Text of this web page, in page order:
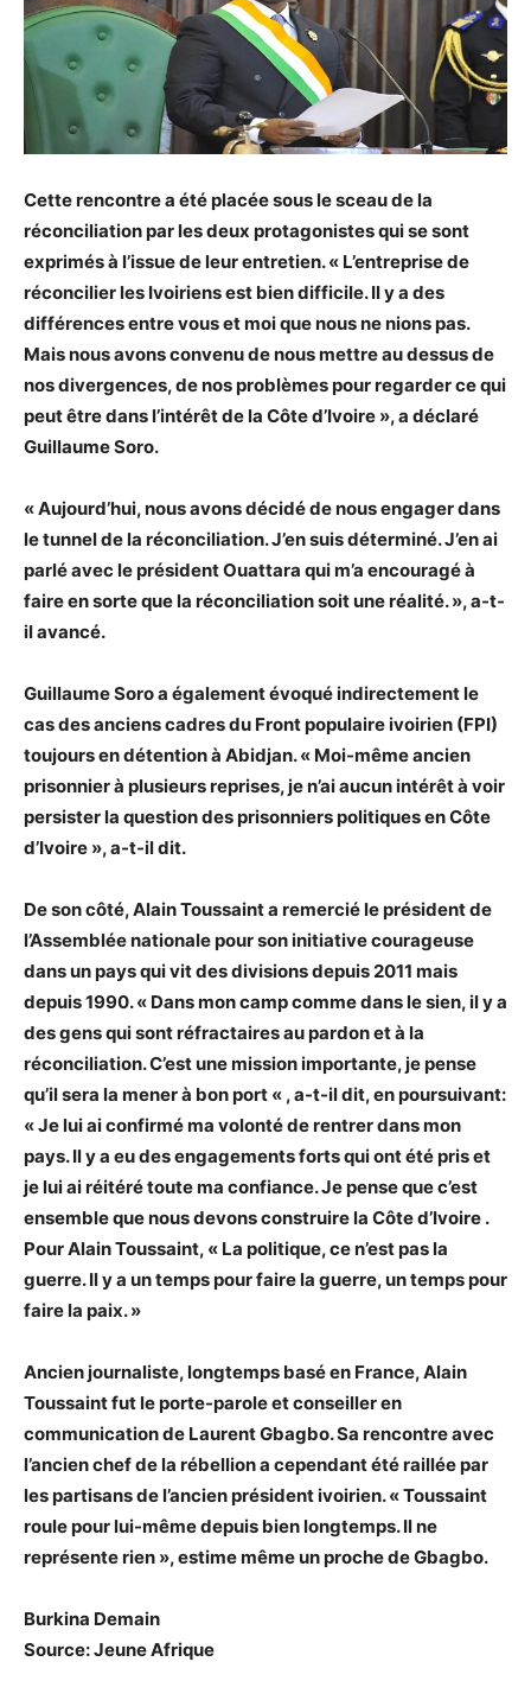
Cette rencontre a été placée sous le sceau de la
réconciliation par les deux protagonistes qui se sont
exprimés à l’issue de leur entretien. « L’entreprise de
réconcilier les Ivoiriens est bien difficile. Il y a des
différences entre vous et moi que nous ne nions pas.
Mais nous avons convenu de nous mettre au dessus de
nos divergences, de nos problèmes pour regarder ce qui
peut être dans l’intérêt de la Côte d’Ivoire », a déclaré
Guillaume Soro.
« Aujourd’hui, nous avons décidé de nous engager dans
le tunnel de la réconciliation. J’en suis déterminé. J’en ai
parlé avec le président Ouattara qui m’a encouragé à
faire en sorte que la réconciliation soit une réalité. », a-t-
il avancé.
Guillaume Soro a également évoqué indirectement le
cas des anciens cadres du Front populaire ivoirien (FPI)
toujours en détention à Abidjan. « Moi-même ancien
prisonnier à plusieurs reprises, je n’ai aucun intérêt à voir
persister la question des prisonniers politiques en Côte
d’Ivoire », a-t-il dit.
De son côté, Alain Toussaint a remercié le président de
l’Assemblée nationale pour son initiative courageuse
dans un pays qui vit des divisions depuis 2011 mais
depuis 1990. « Dans mon camp comme dans le sien, il y a
des gens qui sont réfractaires au pardon et à la
réconciliation. C’est une mission importante, je pense
qu’il sera la mener à bon port « , a-t-il dit, en poursuivant:
« Je lui ai confirmé ma volonté de rentrer dans mon
pays. Il y a eu des engagements forts qui ont été pris et
je lui ai réitéré toute ma confiance. Je pense que c’est
ensemble que nous devons construire la Côte d’Ivoire .
Pour Alain Toussaint, « La politique, ce n’est pas la
guerre. Il y a un temps pour faire la guerre, un temps pour
faire la paix. »
Ancien journaliste, longtemps basé en France, Alain
Toussaint fut le porte-parole et conseiller en
communication de Laurent Gbagbo. Sa rencontre avec
l’ancien chef de la rébellion a cependant été raillée par
les partisans de l’ancien président ivoirien. « Toussaint
roule pour lui-même depuis bien longtemps. Il ne
représente rien », estime même un proche de Gbagbo.
Burkina Demain
Source: Jeune Afrique